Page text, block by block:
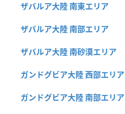
ザバルア大陸 南東エリア
ザバルア大陸 南部エリア
ザバルア大陸 南砂漠エリア
ガンドグビア大陸 西部エリア
ガンドグビア大陸 南部エリア